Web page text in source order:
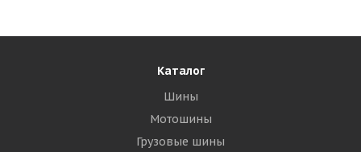
Каталог
Шины
Мотошины
Грузовые шины